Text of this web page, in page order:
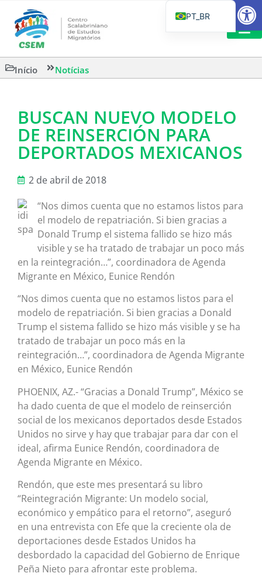
Início Notícias
BUSCAN NUEVO MODELO
DE REINSERCIÓN PARA
DEPORTADOS MEXICANOS
2 de abril de 2018
“Nos dimos cuenta que no estamos listos para
el modelo de repatriación. Si bien gracias a
Donald Trump el sistema fallido se hizo más
visible y se ha tratado de trabajar un poco más
en la reintegración…”, coordinadora de Agenda
Migrante en México, Eunice Rendón
“Nos dimos cuenta que no estamos listos para el
modelo de repatriación. Si bien gracias a Donald
Trump el sistema fallido se hizo más visible y se ha
tratado de trabajar un poco más en la
reintegración…”, coordinadora de Agenda Migrante
en México, Eunice Rendón
PHOENIX, AZ.- “Gracias a Donald Trump”, México se
ha dado cuenta de que el modelo de reinserción
social de los mexicanos deportados desde Estados
Unidos no sirve y hay que trabajar para dar con el
ideal, afirma Eunice Rendón, coordinadora de
Agenda Migrante en México.
Rendón, que este mes presentará su libro
“Reintegración Migrante: Un modelo social,
económico y empático para el retorno”, aseguró
en una entrevista con Efe que la creciente ola de
deportaciones desde Estados Unidos ha
desbordado la capacidad del Gobierno de Enrique
Peña Nieto para afrontar este problema.
PT_BR
IT